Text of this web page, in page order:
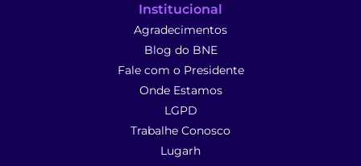
Institucional
Agradecimentos
Blog do BNE
Fale com o Presidente
Onde Estamos
LGPD
Trabalhe Conosco
Lugarh